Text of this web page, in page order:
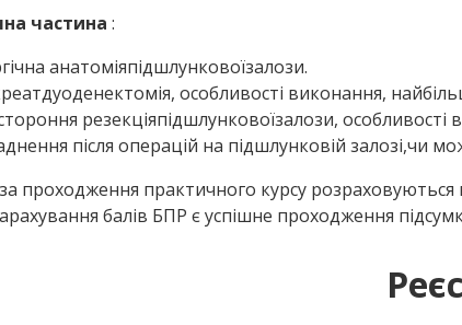
частина :
анатоміяпідшлунковоїзалози.
особливості виконання,
резекціяпідшлунковоїзалози,
після операцій на підшлунковій залозі,чи
проходження практичного курсу
балів БПР є успішне проходження